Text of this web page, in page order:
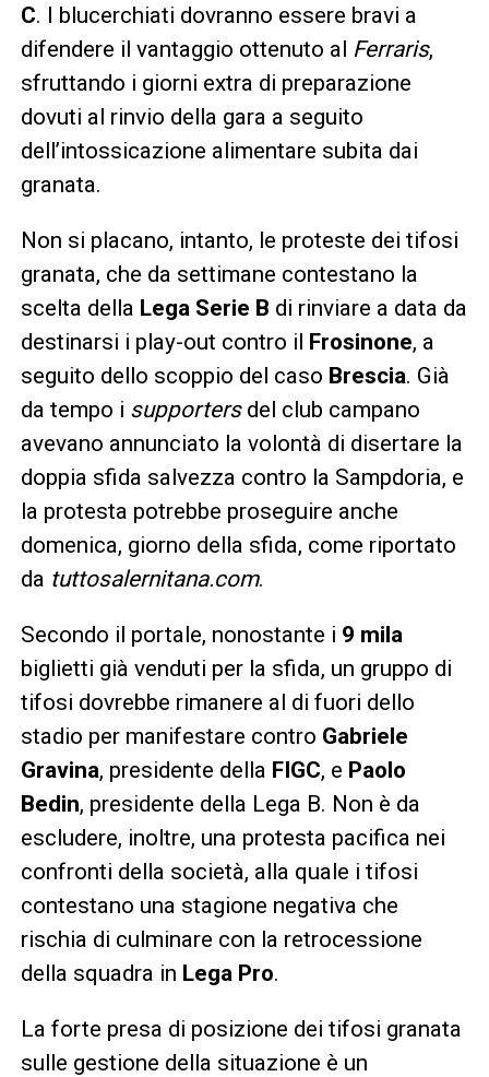
C. I blucerchiati dovranno essere bravi a
difendere il vantaggio ottenuto al Ferraris,
sfruttando i giorni extra di preparazione
dovuti al rinvio della gara a seguito
dell’intossicazione alimentare subita dai
granata.
Non si placano, intanto, le proteste dei tifosi
granata, che da settimane contestano la
scelta della Lega Serie B di rinviare a data da
destinarsi i play-out contro il Frosinone, a
seguito dello scoppio del caso Brescia. Già
da tempo i supportersdel club campano
avevano annunciato la volontà di disertare la
doppia sfida salvezza contro la Sampdoria, e
la protesta potrebbe proseguire anche
domenica, giorno della sfida, come riportato
da tuttosalernitana.com.
Secondo il portale, nonostante i 9 mila
biglietti già venduti per la sfida, un gruppo di
tifosi dovrebbe rimanere al di fuori dello
stadio per manifestare contro Gabriele
Gravina, presidente della FIGC, e Paolo
Bedin, presidente della Lega B. Non è da
escludere, inoltre, una protesta pacifica nei
confronti della società, alla quale i tifosi
contestano una stagione negativa che
rischia di culminare con la retrocessione
della squadra in Lega Pro.
La forte presa di posizione dei tifosi granata
sulle gestione della situazione è un